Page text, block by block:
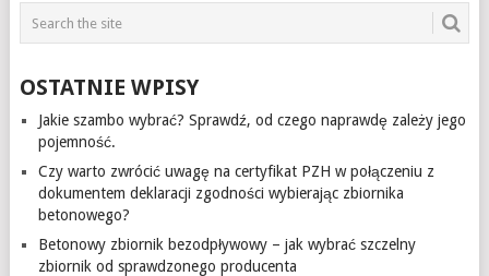
OSTATNIE WPISY
Jakie szambo wybrać? Sprawdź, od czego naprawdę zależy jego
pojemność.
Czy warto zwrócić uwagę na certyfikat PZH w połączeniu z
dokumentem deklaracji zgodności wybierając zbiornika
betonowego?
Betonowy zbiornik bezodpływowy – jak wybrać szczelny
zbiornik od sprawdzonego producenta